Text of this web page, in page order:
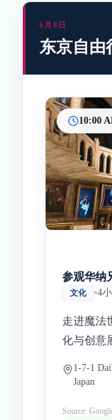
6月8日
东京自由
10:00
参观华纳
文化 •4
走进魔法
化与创意
1-7-1
Japan
Source: